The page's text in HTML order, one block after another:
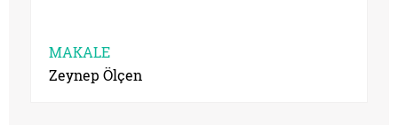
MAKALE
Zeynep Ölçen